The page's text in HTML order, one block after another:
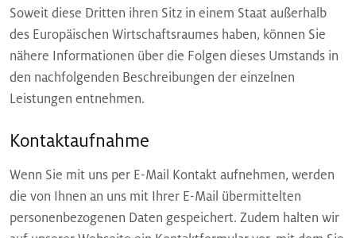
Soweit diese Dritten ihren Sitz in einem Staat außerhalb
des Europäischen Wirtschaftsraumes haben, können Sie
nähere Informationen über die Folgen dieses Umstands in
den nachfolgenden Beschreibungen der einzelnen
Leistungen entnehmen.
Kontaktaufnahme
Wenn Sie mit uns per E-Mail Kontakt aufnehmen, werden
die von Ihnen an uns mit Ihrer E-Mail übermittelten
personenbezogenen Daten gespeichert. Zudem halten wir